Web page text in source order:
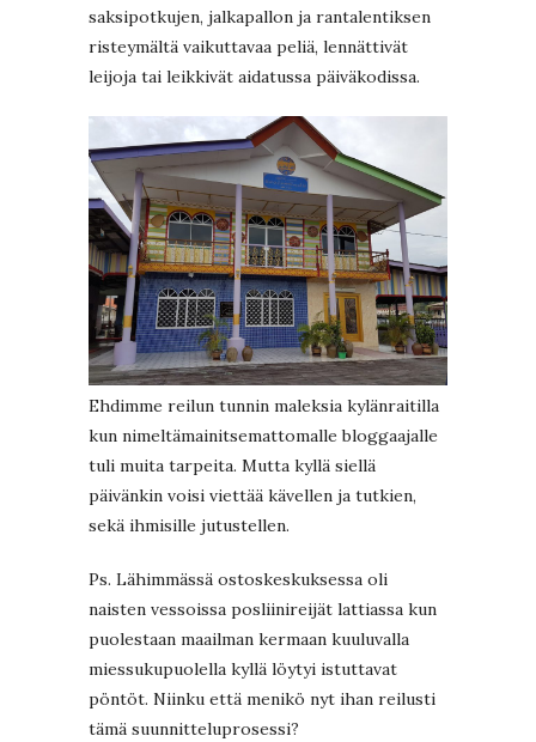
saksipotkujen, jalkapallon ja rantalentiksen
risteymältä vaikuttavaa peliä, lennättivät
leijoja tai leikkivät aidatussa päiväkodissa.
Ehdimme reilun tunnin maleksia kylänraitilla
kun nimeltämainitsemattomalle bloggaajalle
tuli muita tarpeita. Mutta kyllä siellä
päivänkin voisi viettää kävellen ja tutkien,
sekä ihmisille jutustellen.
Ps. Lähimmässä ostoskeskuksessa oli
naisten vessoissa posliinireijät lattiassa kun
puolestaan maailman kermaan kuuluvalla
miessukupuolella kyllä löytyi istuttavat
pöntöt. Niinku että menikö nyt ihan reilusti
tämä suunnitteluprosessi?